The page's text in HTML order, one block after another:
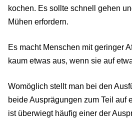
kochen. Es sollte schnell gehen
Mühen erfordern.
Es macht Menschen mit geringer
kaum etwas aus, wenn sie auf
Womöglich stellt man bei den
beide Ausprägungen zum Teil auf
ist überwiegt häufig einer der